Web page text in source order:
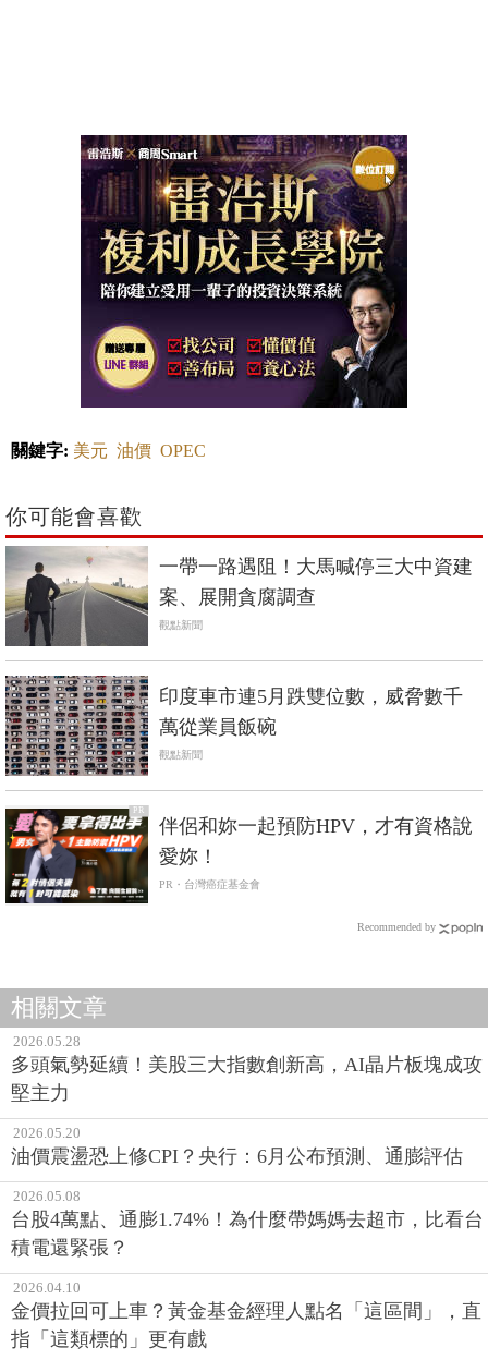
關鍵字: 美元 油價 OPEC
你可能會喜歡
一帶一路遇阻！大馬喊停三大中資建
案、展開貪腐調查
觀點新聞
印度車市連5月跌雙位數，威脅數千
萬從業員飯碗
觀點新聞
PR
伴侶和妳一起預防HPV，才有資格說
愛妳！
PR・台灣癌症基金會
Recommended by
相關文章
2026.05.28
多頭氣勢延續！美股三大指數創新高，AI晶片板塊成攻
堅主力
2026.05.20
油價震盪恐上修CPI？央行：6月公布預測、通膨評估
2026.05.08
台股4萬點、通膨1.74%！為什麼帶媽媽去超市，比看台
積電還緊張？
2026.04.10
金價拉回可上車？黃金基金經理人點名「這區間」，直
指「這類標的」更有戲